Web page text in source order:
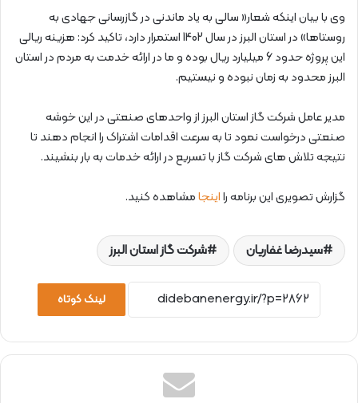
وی با بیان اینکه شعار« سالی به یاد ماندنی در گازرسانی جهادی به
روستاها» در استان البرز در سال 1402 استمرار دارد، تاکید کرد: هزینه ریالی
این پروژه حدود 6 میلیارد ریال بوده و ما در ارائه خدمت به مردم در استان
البرز محدود به زمان نبوده و نیستیم.
مدیر عامل شرکت گاز استان البرز از واحدهای صنعتی در این خوشه
صنعتی درخواست نمود تا به سرعت اقدامات اشتراک را انجام دهند تا
نتیجه تلاش های شرکت گاز با تسریع در ارائه خدمات به بار بنشیند.
گزارش تصویری این برنامه رااینجامشاهده کنید.
سیدرضا غفاریان شرکت گاز استان البرز
لینک کوتاه